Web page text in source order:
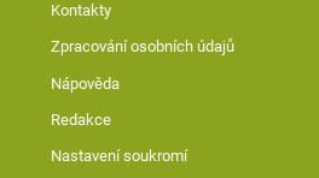
Kontakty
Zpracování osobních údajů
Nápověda
Redakce
Nastavení soukromí